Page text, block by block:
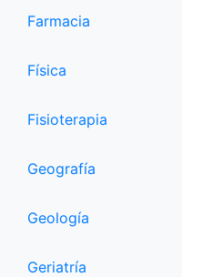
Farmacia
Física
Fisioterapia
Geografía
Geología
Geriatría